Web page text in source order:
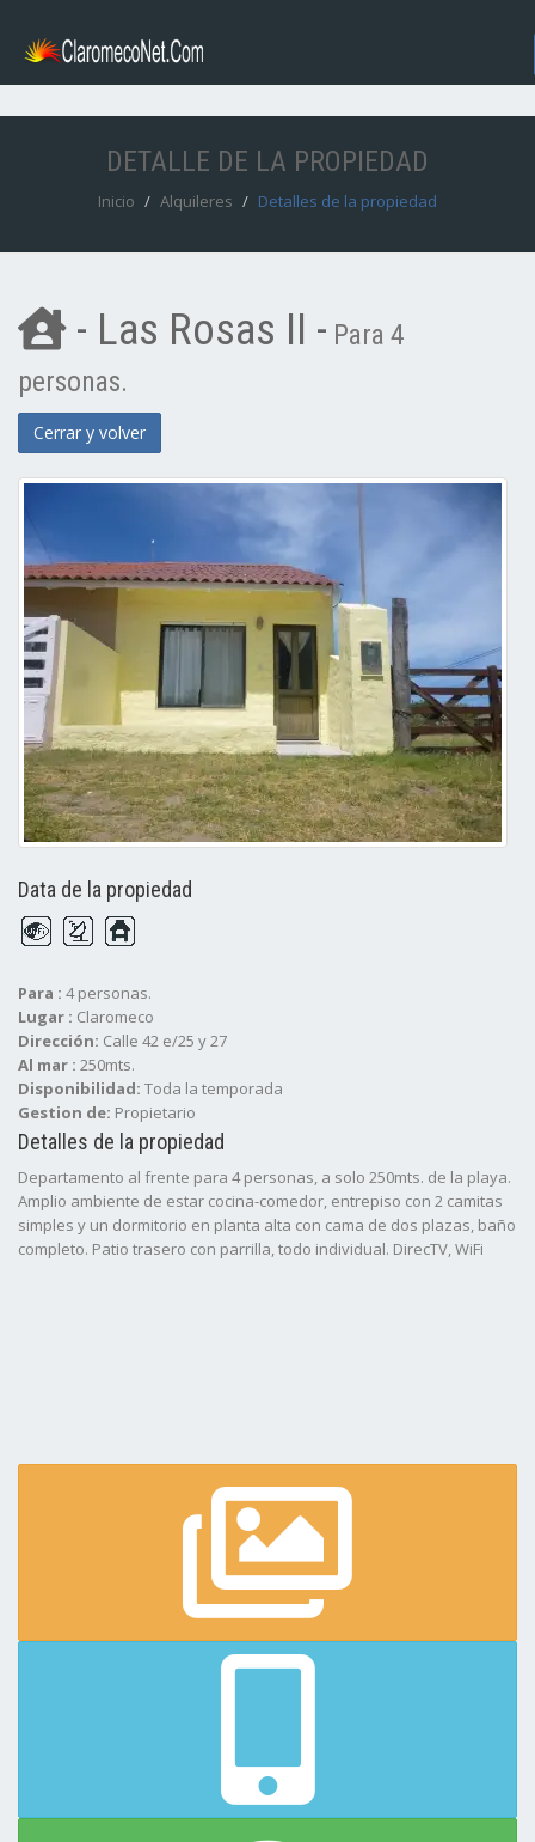
DETALLE DE LA PROPIEDAD
Inicio Alquileres Detalles de la propiedad
- Las Rosas II - Para 4
personas.
Cerrar y volver
Data de la propiedad
Para : 4 personas.
Lugar : Claromeco
Dirección: Calle 42 e/25 y 27
Al mar : 250mts.
Disponibilidad: Toda la temporada
Gestion de: Propietario
Detalles de la propiedad
Departamento al frente para 4 personas, a solo 250mts. de la playa.
Amplio ambiente de estar cocina-comedor, entrepiso con 2 camitas
simples y un dormitorio en planta alta con cama de dos plazas, baño
completo. Patio trasero con parrilla, todo individual. DirecTV, WiFi